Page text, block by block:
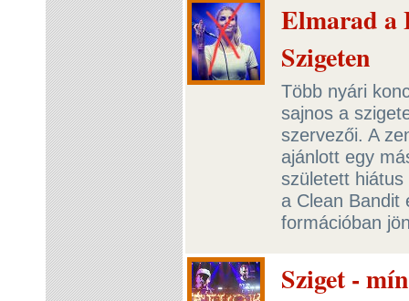
Elmarad a
Szigeten
Több nyári
sajnos a
szervezői. A
ajánlott egy
született
a Clean Bandit
formációban
Sziget -